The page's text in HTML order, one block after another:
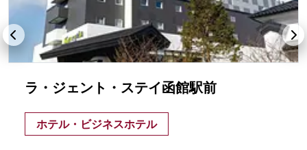
ラ・ジェント・ステイ函館駅前
ホテル・ビジネスホテル